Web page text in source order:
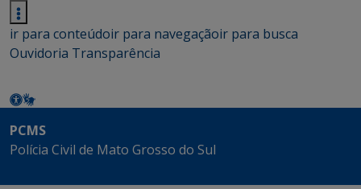
ir para conteúdoir para navegaçãoir para busca
Ouvidoria Transparência
PCMS
Polícia Civil de Mato Grosso do Sul